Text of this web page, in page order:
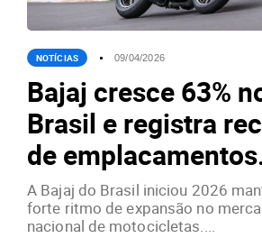
NOTÍCIAS 09/04/2026
Bajaj cresce 63%
Brasil e registra
de
A Bajaj do Brasil iniciou 2026
forte ritmo de expansão no
nacional de motocicletas....